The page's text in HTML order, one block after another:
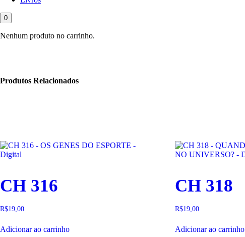
0
Nenhum produto no carrinho.
Produtos Relacionados
CH 316
R$19,00
Adicionar ao carrinho
CH 318
R$19,00
Adicionar ao carrinho